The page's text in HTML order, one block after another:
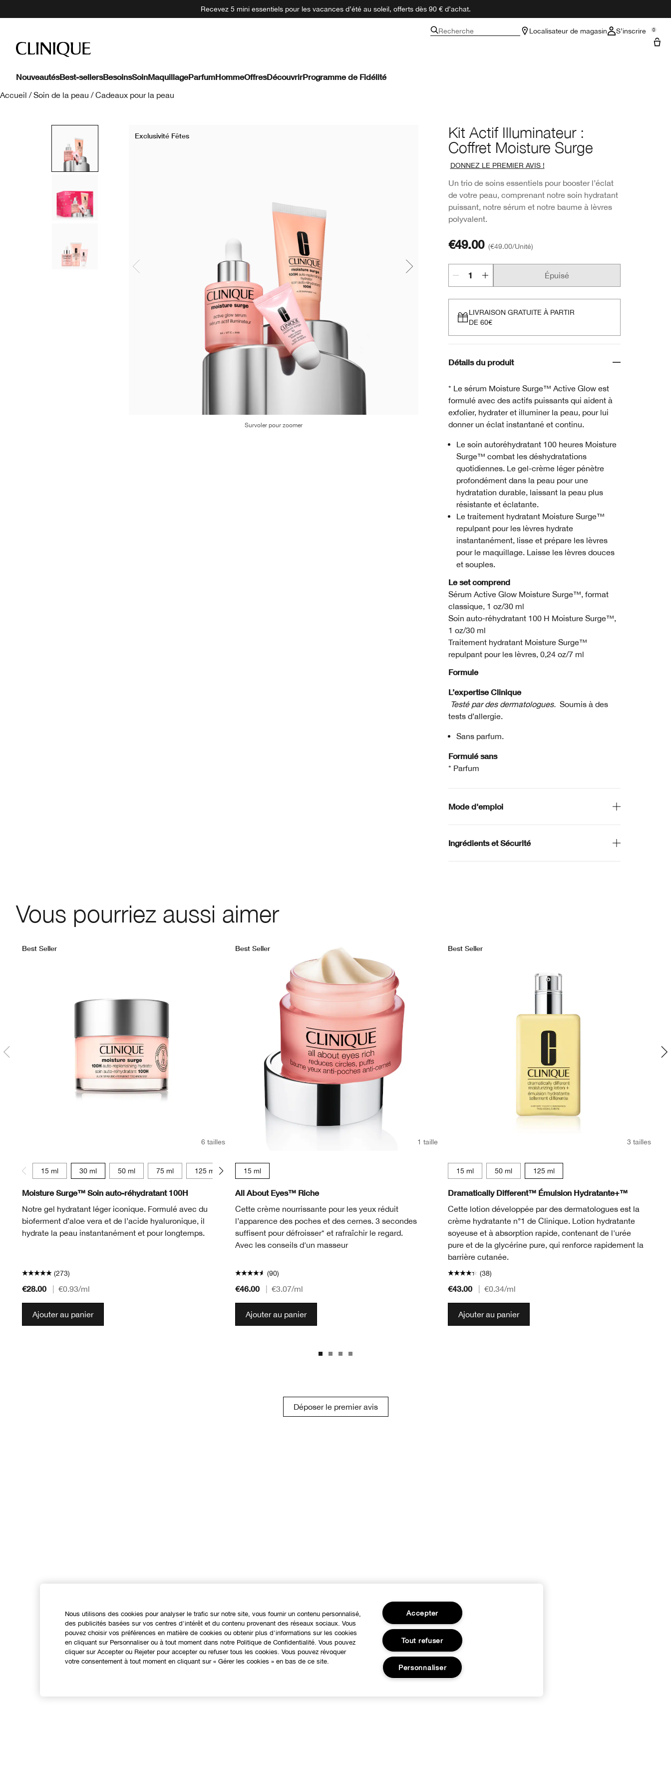
Recevez 5 mini essentiels pour les vacances d’été au soleil, offerts dès 90 € d’achat.
Recherche Localisateur de magasin S’inscrire 0
NouveautésBest-sellersBesoinsSoinMaquillageParfumHommeOffresDécouvrirProgramme de Fidélité
Accueil / Soin de la peau / Cadeaux pour la peau
Kit Actif Illuminateur :
Coffret Moisture Surge
DONNEZ LE PREMIER AVIS !
Un trio de soins essentiels pour booster l’éclat
de votre peau, comprenant notre soin hydratant
puissant, notre sérum et notre baume à lèvres
polyvalent.
Exclusivité Fêtes
Survoler pour zoomer
€49.00 €49.00/Unité
Épuisé
LIVRAISON GRATUITE À PARTIR
DE 60€
Détails du produit
* Le sérum Moisture Surge™ Active Glow est
formulé avec des actifs puissants qui aident à
exfolier, hydrater et illuminer la peau, pour lui
donner un éclat instantané et continu.
Le soin autoréhydratant 100 heures Moisture
Surge™ combat les déshydratations
quotidiennes. Le gel-crème léger pénètre
profondément dans la peau pour une
hydratation durable, laissant la peau plus
résistante et éclatante.
Le traitement hydratant Moisture Surge™
repulpant pour les lèvres hydrate
instantanément, lisse et prépare les lèvres
pour le maquillage. Laisse les lèvres douces
et souples.
Le set comprend
Sérum Active Glow Moisture Surge™, format
classique, 1 oz/30 ml
Soin auto-réhydratant 100 H Moisture Surge™,
1 oz/30 ml
Traitement hydratant Moisture Surge™
repulpant pour les lèvres, 0,24 oz/7 ml
Formule
L’expertise Clinique
Testé par des dermatologues. Soumis à des
tests d’allergie.
Sans parfum.
Formulé sans
* Parfum
Mode d'emploi
Ingrédients et Sécurité
Vous pourriez aussi aimer
Best Seller
6 tailles
15 ml 30 ml 50 ml 75 ml 125 ml 15 ml
Moisture Surge™ Soin auto-réhydratant 100H
Notre gel hydratant léger iconique. Formulé avec du
bioferment d’aloe vera et de l’acide hyaluronique, il
hydrate la peau instantanément et pour longtemps.
(273)
€28.00 €0.93/ml
Ajouter au panier
Best Seller
1 taille
15 ml
All About Eyes™ Riche
Cette crème nourrissante pour les yeux réduit
l’apparence des poches et des cernes. 3 secondes
suffisent pour défroisser* et rafraîchir le regard.
Avec les conseils d'un masseur
(90)
€46.00 €3.07/ml
Ajouter au panier
Best Seller
3 tailles
15 ml 50 ml 125 ml
Dramatically Different™ Émulsion Hydratante+™
Cette lotion développée par des dermatologues est la
crème hydratante n°1 de Clinique. Lotion hydratante
soyeuse et à absorption rapide, contenant de l'urée
pure et de la glycérine pure, qui renforce rapidement la
barrière cutanée.
(38)
€43.00 €0.34/ml
Ajouter au panier
Déposer le premier avis
Nous utilisons des cookies pour analyser le trafic sur notre site, vous fournir un contenu personnalisé,
des publicités basées sur vos centres d'intérêt et du contenu provenant des réseaux sociaux. Vous
pouvez choisir vos préférences en matière de cookies ou obtenir plus d'informations sur les cookies
en cliquant sur Personnaliser ou à tout moment dans notre Politique de Confidentialité. Vous pouvez
cliquer sur Accepter ou Rejeter pour accepter ou refuser tous les cookies. Vous pouvez révoquer
votre consentement à tout moment en cliquant sur « Gérer les cookies » en bas de ce site.
Accepter
Tout refuser
Personnaliser